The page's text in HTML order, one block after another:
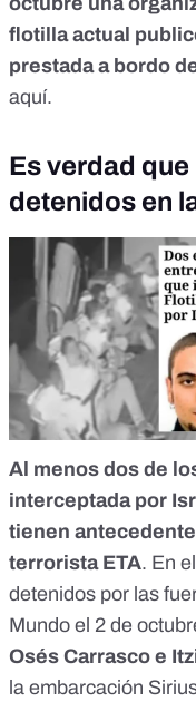
flotilla actual
prestada a bordo
aquí.
Es verdad
detenidos en
Al menos dos de
interceptada por
tienen
terrorista ETA. En
detenidos por las
Mundo el 2 de
Osés Carrasco e
la embarcación